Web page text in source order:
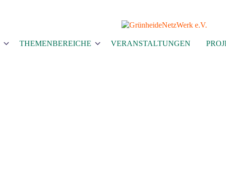
THEMENBEREICHE VERANSTALTUNGEN